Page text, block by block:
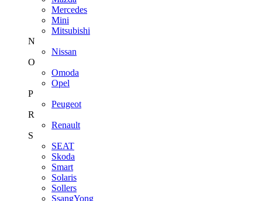
Mercedes
Mini
Mitsubishi
N
Nissan
O
Omoda
Opel
P
Peugeot
R
Renault
S
SEAT
Skoda
Smart
Solaris
Sollers
SsangYong